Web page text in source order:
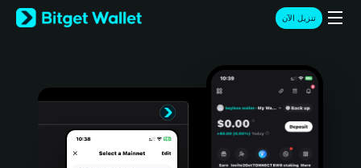
English
日本語
Türkçe
تنزيل الآن